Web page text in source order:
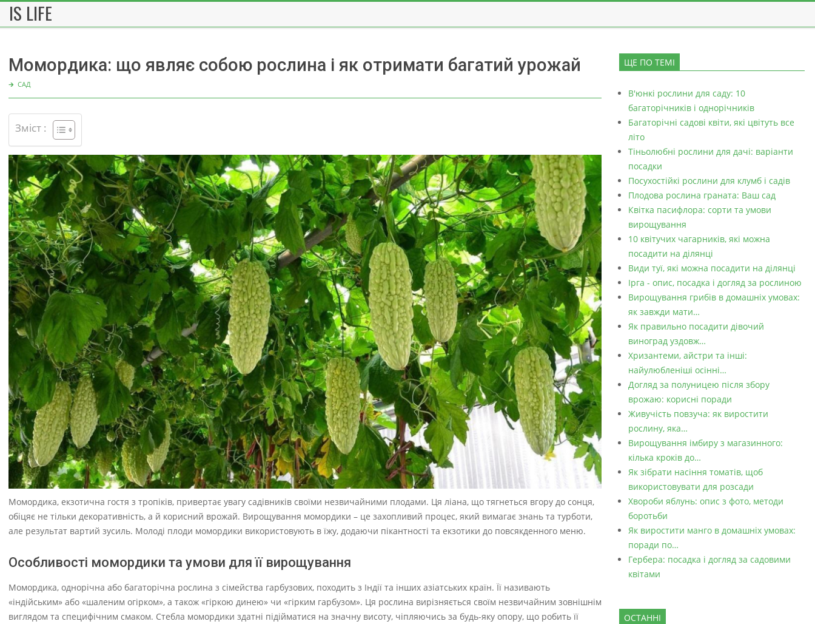
SkipIS LIFE
Момордика: що являє собою рослина і як отримати багатий урожай
🡲 САД
Зміст :
Момордика, екзотична гостя з тропіків, привертає увагу садівників своїми незвичайними плодами. Ця ліана, що тягнеться вгору до сонця,
обіцяє не тільки декоративність, а й корисний врожай. Вирощування момордики – це захопливий процес, який вимагає знань та турботи,
але результат вартий зусиль. Молоді плоди момордики використовують в їжу, додаючи пікантності та екзотики до повсякденного меню.
Особливості момордики та умови для її вирощування
Момордика, однорічна або багаторічна рослина з сімейства гарбузових, походить з Індії та інших азіатських країн. Її називають
«індійським» або «шаленим огірком», а також «гіркою динею» чи «гірким гарбузом». Ця рослина вирізняється своїм незвичайним зовнішнім
виглядом та специфічним смаком. Стебла момордики здатні підійматися на значну висоту, чіпляючись за будь-яку опору, що робить її
ЩЕ ПО ТЕМІ
В'юнкі рослини для саду: 10
багаторічників і однорічників
Багаторічні садові квіти, які цвітуть все
літо
Тіньолюбні рослини для дачі: варіанти
посадки
Посухостійкі рослини для клумб і садів
Плодова рослина граната: Ваш сад
Квітка пасифлора: сорти та умови
вирощування
10 квітучих чагарників, які можна
посадити на ділянці
Види туї, які можна посадити на ділянці
Ірга - опис, посадка і догляд за рослиною
Вирощування грибів в домашніх умовах:
як завжди мати…
Як правильно посадити дівочий
виноград уздовж…
Хризантеми, айстри та інші:
найулюбленіші осінні…
Догляд за полуницею після збору
врожаю: корисні поради
Живучість повзуча: як виростити
рослину, яка…
Вирощування імбиру з магазинного:
кілька кроків до…
Як зібрати насіння томатів, щоб
використовувати для розсади
Хвороби яблунь: опис з фото, методи
боротьби
Як виростити манго в домашніх умовах:
поради по…
Гербера: посадка і догляд за садовими
квітами
ОСТАННІ